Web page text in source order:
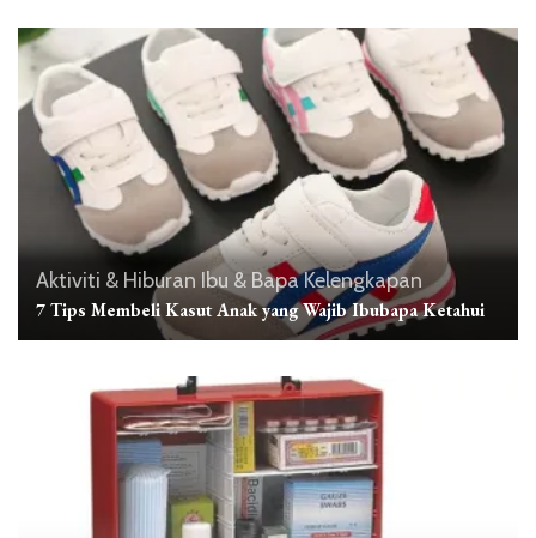
Aktiviti & Hiburan Ibu & BapaKelengkapan
7 Tips Membeli Kasut Anak yang Wajib Ibubapa Ketahui